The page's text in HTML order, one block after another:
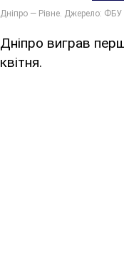
Дніпро виграв
квітня.